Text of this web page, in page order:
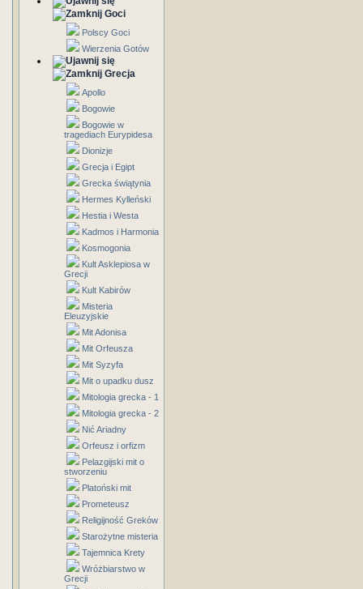
Goci
Polscy Goci
Wierzenia Gotów
Grecja
Apollo
Bogowie
Bogowie w
tragediach Eurypidesa
Dionizje
Grecja i Egipt
Grecka świątynia
Hermes Kylleński
Hestia i Westa
Kadmos i Harmonia
Kosmogonia
Kult Asklepiosa w
Grecji
Kult Kabirów
Misteria
Eleuzyjskie
Mit Adonisa
Mit Orfeusza
Mit Syzyfa
Mit o upadku dusz
Mitologia grecka - 1
Mitologia grecka - 2
Nić Ariadny
Orfeusz i orfizm
Pelazgijski mit o
stworzeniu
Platoński mit
Prometeusz
Religijność Greków
Starożytne misteria
Tajemnica Krety
Wróżbiarstwo w
Grecji